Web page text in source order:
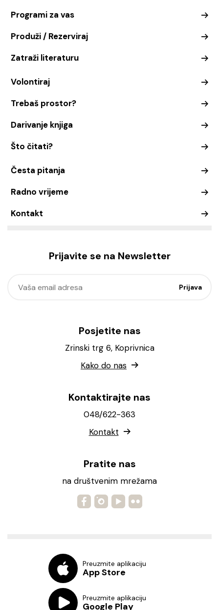
Programi za vas
Produži / Rezerviraj
Zatraži literaturu
Volontiraj
Trebaš prostor?
Darivanje knjiga
Što čitati?
Česta pitanja
Radno vrijeme
Kontakt
Prijavite se na Newsletter
Posjetite nas
Zrinski trg 6, Koprivnica
Kako do nas
Kontaktirajte nas
048/622-363
Kontakt
Pratite nas
na društvenim mrežama
Preuzmite aplikaciju
App Store
Preuzmite aplikaciju
Google Play